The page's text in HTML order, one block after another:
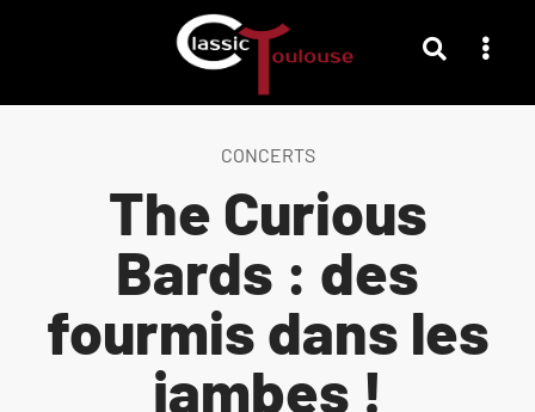
CONCERTS
The Curious
Bards : des
fourmis dans les
jambes !